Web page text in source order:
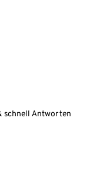
schnell Antworten